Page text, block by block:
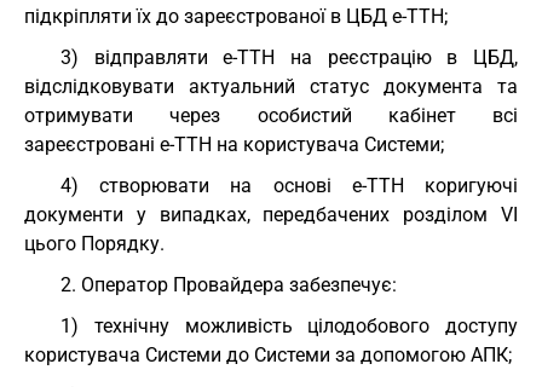
підкріпляти їх до зареєстрованої в ЦБД е-ТТН;
3) відправляти е-ТТН на реєстрацію в ЦБД,
відслідковувати актуальний статус документа та
отримувати через особистий кабінет всі
зареєстровані е-ТТН на користувача Системи;
4) створювати на основі е-ТТН коригуючі
документи у випадках, передбачених розділом VI
цього Порядку.
2. Оператор Провайдера забезпечує:
1) технічну можливість цілодобового доступу
користувача Системи до Системи за допомогою АПК;